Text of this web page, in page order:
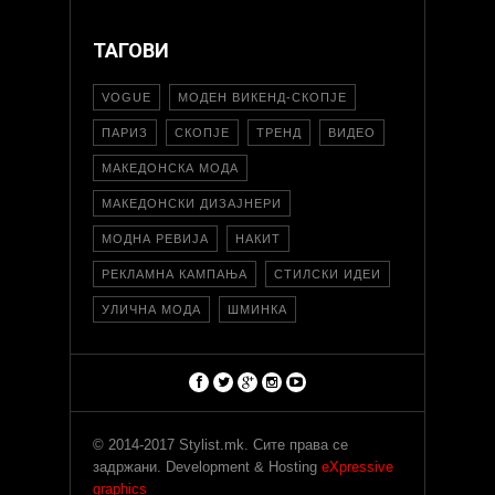
ТАГОВИ
VOGUE МОДЕН ВИКЕНД-СКОПЈЕ
ПАРИЗ СКОПЈЕ ТРЕНД ВИДЕО
МАКЕДОНСКА МОДА
МАКЕДОНСКИ ДИЗАЈНЕРИ
МОДНА РЕВИЈА НАКИТ
РЕКЛАМНА КАМПАЊА СТИЛСКИ ИДЕИ
УЛИЧНА МОДА ШМИНКА
© 2014-2017 Stylist.mk. Сите права се
задржани. Development & Hosting eXpressive
graphics